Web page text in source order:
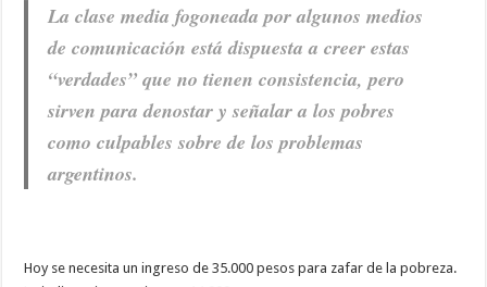
La clase media fogoneada por algunos medios
de comunicación está dispuesta a creer estas
“verdades” que no tienen consistencia, pero
sirven para denostar y señalar a los pobres
como culpables sobre de los problemas
argentinos.
Hoy se necesita un ingreso de 35.000 pesos para zafar de la pobreza.